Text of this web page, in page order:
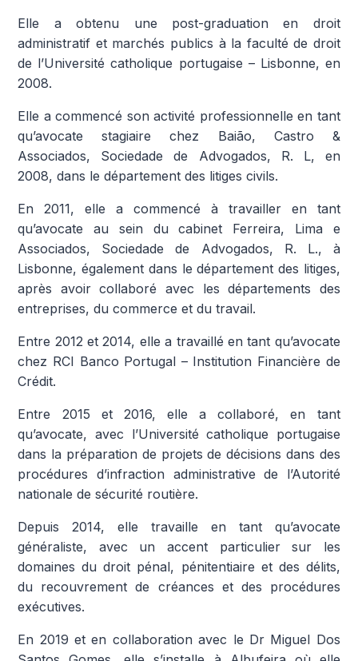
Elle a obtenu une post-graduation en droit
administratif et marchés publics à la faculté de droit
de l’Université catholique portugaise – Lisbonne, en
2008.
Elle a commencé son activité professionnelle en tant
qu’avocate stagiaire chez Baião, Castro &
Associados, Sociedade de Advogados, R. L, en
2008, dans le département des litiges civils.
En 2011, elle a commencé à travailler en tant
qu’avocate au sein du cabinet Ferreira, Lima e
Associados, Sociedade de Advogados, R. L., à
Lisbonne, également dans le département des litiges,
après avoir collaboré avec les départements des
entreprises, du commerce et du travail.
Entre 2012 et 2014, elle a travaillé en tant qu’avocate
chez RCI Banco Portugal – Institution Financière de
Crédit.
Entre 2015 et 2016, elle a collaboré, en tant
qu’avocate, avec l’Université catholique portugaise
dans la préparation de projets de décisions dans des
procédures d’infraction administrative de l’Autorité
nationale de sécurité routière.
Depuis 2014, elle travaille en tant qu’avocate
généraliste, avec un accent particulier sur les
domaines du droit pénal, pénitentiaire et des délits,
du recouvrement de créances et des procédures
exécutives.
En 2019 et en collaboration avec le Dr Miguel Dos